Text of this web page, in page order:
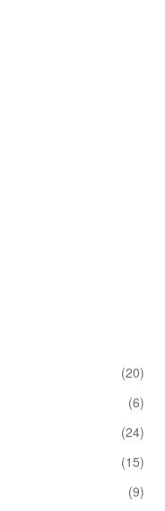
(20)
(6)
(24)
(15)
(9)